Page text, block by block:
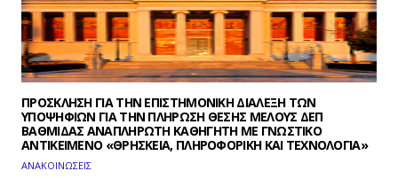
ΠΡΟΣΚΛΗΣΗ ΓΙΑ ΤΗΝ ΕΠΙΣΤΗΜΟΝΙΚΗ ΔΙΑΛΕΞΗ ΤΩΝ
ΥΠΟΨΗΦΙΩΝ ΓΙΑ ΤΗΝ ΠΛΗΡΩΣΗ ΘΕΣΗΣ ΜΕΛΟΥΣ ΔΕΠ
ΒΑΘΜΙΔΑΣ ΑΝΑΠΛΗΡΩΤΗ ΚΑΘΗΓΗΤΗ ΜΕ ΓΝΩΣΤΙΚΟ
ΑΝΤΙΚΕΙΜΕΝΟ «ΘΡΗΣΚΕΙΑ, ΠΛΗΡΟΦΟΡΙΚΗ ΚΑΙ ΤΕΧΝΟΛΟΓΙΑ»
ΑΝΑΚΟΙΝΩΣΕΙΣ